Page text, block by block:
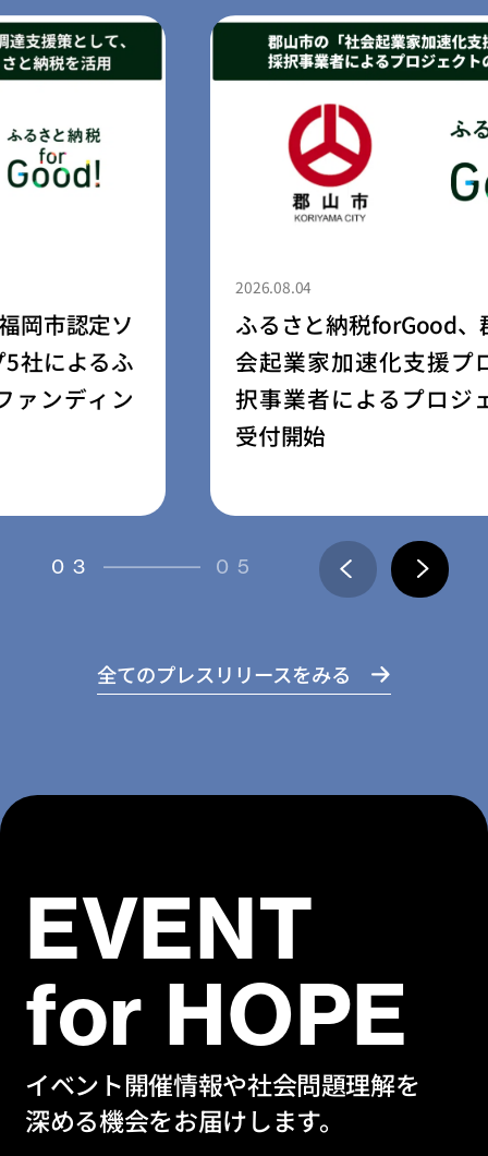
ふるさと納税forGood、郡山市の「社
会起業家加速化支援プログラム」採
択事業者によるプロジェクトの寄附
03 05
全てのプレスリリースをみる
EVENT
for HOPE
イベント開催情報や社会問題理解を
深める機会をお届けします。